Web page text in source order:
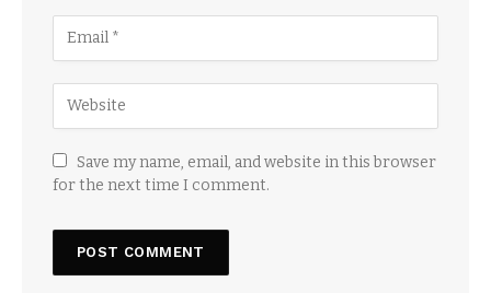
Save my name, email, and website in this browser
for the next time I comment.